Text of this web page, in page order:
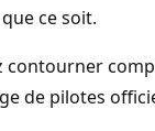
ce soit.
contourner
de pilotes